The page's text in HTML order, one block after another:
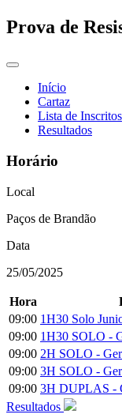
Prova de
Início
Cartaz
Lista de Inscritos
Resultados
Horário
Local
Paços de Brandão
Data
25/05/2025
Hora
09:00 1H30 Solo
09:00 1H30 SOLO -
09:00 2H SOLO -
09:00 3H SOLO -
09:00 3H DUPLAS -
Resultados